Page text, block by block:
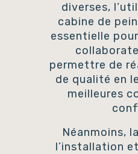
diverses,
cabine de
essentielle
permettre de
de qualité en
meilleures
Néanmoins,
l’installation et